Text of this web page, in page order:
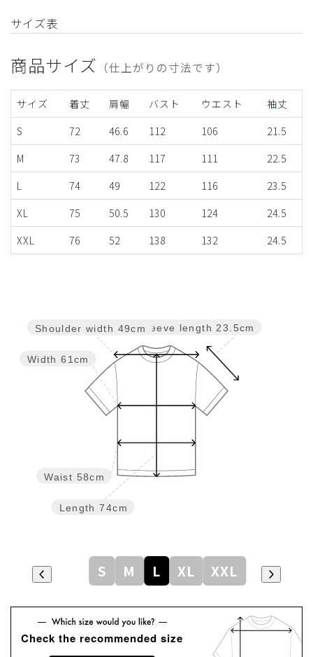
サイズ表
商品サイズ （仕上がりの寸法です）
サイズ 着丈 肩幅 バスト ウエスト
袖丈
S
72 46.6 112 106
21.5
M
73 47.8 117 111
22.5
L
74 49 122 116
23.5
XL
75 50.5 130 124
24.5
XXL
76 52 138 132 24.5
Sleeve length 23.5cm
Length 74cm
Waist 58cm
Width 61cm
Shoulder width 49cm
S M L XL XXL
Check the recommended size